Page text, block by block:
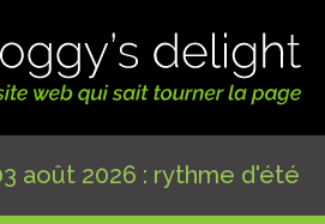
août 2026 : rythme d'été